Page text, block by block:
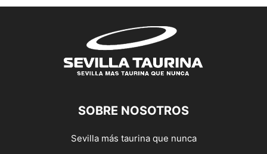
SOBRE NOSOTROS
Sevilla más taurina que nunca